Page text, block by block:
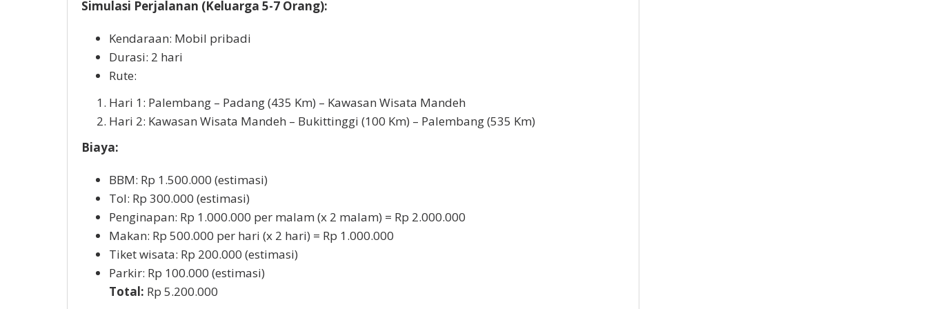
Simulasi Perjalanan (Keluarga 5-7 Orang):
Kendaraan: Mobil pribadi
Durasi: 2 hari
Rute:
Hari 1: Palembang – Padang (435 Km) – Kawasan Wisata Mandeh
Hari 2: Kawasan Wisata Mandeh – Bukittinggi (100 Km) – Palembang (535 Km)
Biaya:
BBM: Rp 1.500.000 (estimasi)
Tol: Rp 300.000 (estimasi)
Penginapan: Rp 1.000.000 per malam (x 2 malam) = Rp 2.000.000
Makan: Rp 500.000 per hari (x 2 hari) = Rp 1.000.000
Tiket wisata: Rp 200.000 (estimasi)
Parkir: Rp 100.000 (estimasi)
Total: Rp 5.200.000